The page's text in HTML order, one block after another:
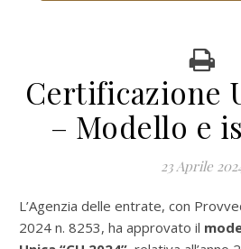
Certificazione
– Modello e
23 Aprile
L’Agenzia delle entrate, con
2024 n. 8253, ha approvato il